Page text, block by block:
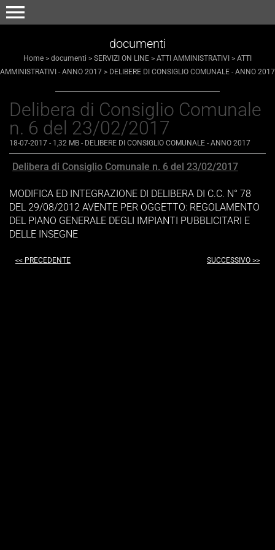
menu
documenti
Home > documenti > SERVIZI ON LINE > ATTI AMMINISTRATIVI > ATTI
AMMINISTRATIVI - ANNO 2017 > DELIBERE DI CONSIGLIO COMUNALE - ANNO 2017
Delibera di Consiglio Comunale
n. 6 del 23/02/2017
18-07-2017 - 1,32 MB - DELIBERE DI CONSIGLIO COMUNALE - ANNO 2017
Delibera di Consiglio Comunale n. 6 del 23/02/2017
MODIFICA ED INTEGRAZIONE DI DELIBERA DI C.C. N° 78
DEL 29/08/2012 AVENTE PER OGGETTO: REGOLAMENTO
DEL PIANO GENERALE DEGLI IMPIANTI PUBBLICITARI E
DELLE INSEGNE
<< PRECEDENTE SUCCESSIVO >>